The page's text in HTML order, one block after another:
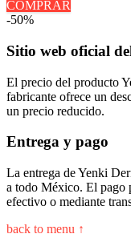
COMPRAR
-50%
Sitio web oficial
El precio del producto
fabricante ofrece un
un precio reducido.
Entrega y pago
La entrega de Yenki
a todo México. El pago
efectivo o mediante
back to menu ↑